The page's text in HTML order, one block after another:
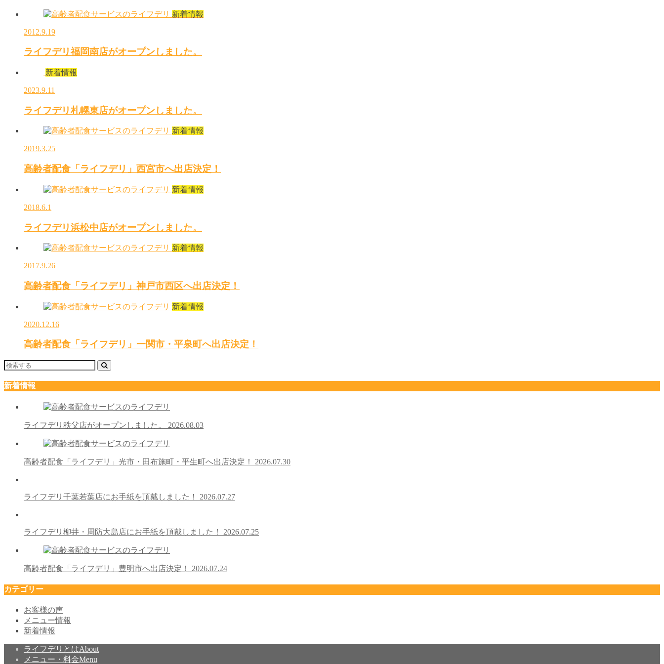
新着情報
2012.9.19
ライフデリ福岡南店がオープンしました。
新着情報
2023.9.11
ライフデリ札幌東店がオープンしました。
新着情報
2019.3.25
高齢者配食「ライフデリ」西宮市へ出店決定！
新着情報
2018.6.1
ライフデリ浜松中店がオープンしました。
新着情報
2017.9.26
高齢者配食「ライフデリ」神戸市西区へ出店決定！
新着情報
2020.12.16
高齢者配食「ライフデリ」一関市・平泉町へ出店決定！
新着情報
ライフデリ秩父店がオープンしました。 2026.08.03
高齢者配食「ライフデリ」光市・田布施町・平生町へ出店決定！ 2026.07.30
ライフデリ千葉若葉店にお手紙を頂戴しました！ 2026.07.27
ライフデリ柳井・周防大島店にお手紙を頂戴しました！ 2026.07.25
高齢者配食「ライフデリ」豊明市へ出店決定！ 2026.07.24
カテゴリー
お客様の声
メニュー情報
新着情報
ライフデリとはAbout
メニュー・料金Menu